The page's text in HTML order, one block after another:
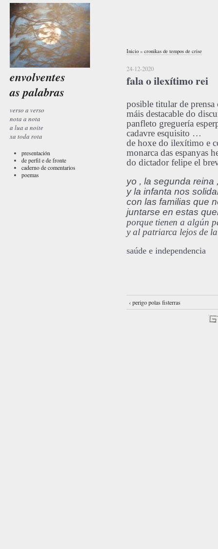
envolventes
as palabras
verso a verso
nota a nota
a lua a noite
xa toda rota
presentación
de perfil e de fronte
caderno de comentarios
poemas
Inicio » cronikas de tempos de crise
24-12-2020
fala o ilexítimo rei
posible titular de prensa
máis destacable do
panfleto greguería
cadavre esquisito …
de hoxe do ilexítimo e
monarca das espanyas
do dictador felipe el
yo , la segunda reina
y la infanta nos
con las familias que
juntarse en estas
porque tienen a algún
y al patriarca lejos de
saúde e independencia
‹ perigo polas fisterras